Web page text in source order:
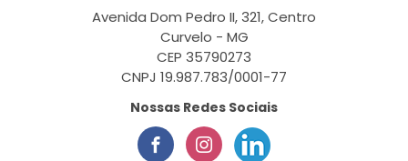
Avenida Dom Pedro II, 321, Centro
Curvelo - MG
CEP 35790273
CNPJ 19.987.783/0001-77
Nossas Redes Sociais